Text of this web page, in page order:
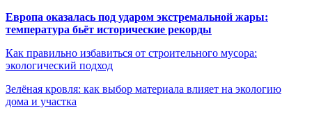
Европа оказалась под ударом экстремальной жары:
температура бьёт исторические рекорды
Как правильно избавиться от строительного мусора:
экологический подход
Зелёная кровля: как выбор материала влияет на экологию
дома и участка